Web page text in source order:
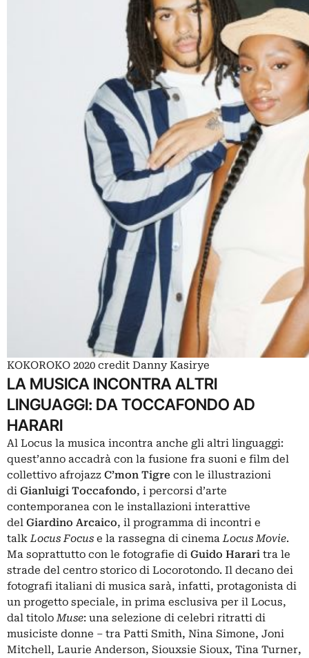
KOKOROKO 2020 credit Danny Kasirye
LA MUSICA INCONTRA ALTRI
LINGUAGGI: DA TOCCAFONDO AD
HARARI
Al Locus la musica incontra anche gli altri linguaggi:
quest’anno accadrà con la fusione fra suoni e film del
collettivo afrojazz C’mon Tigre con le illustrazioni
di Gianluigi Toccafondo, i percorsi d’arte
contemporanea con le installazioni interattive
del Giardino Arcaico, il programma di incontri e
talk Locus Focus e la rassegna di cinema Locus Movie.
Ma soprattutto con le fotografie di Guido Harari tra le
strade del centro storico di Locorotondo. Il decano dei
fotografi italiani di musica sarà, infatti, protagonista di
un progetto speciale, in prima esclusiva per il Locus,
dal titolo Muse: una selezione di celebri ritratti di
musiciste donne – tra Patti Smith, Nina Simone, Joni
Mitchell, Laurie Anderson, Siouxsie Sioux, Tina Turner,